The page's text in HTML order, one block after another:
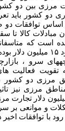
مرزی بین دو
دو کشور باید
اساس توافقات
مبادلات کالا تا
است که
گذشته فقط رقمی در حدود
سرو ،
فعالیت
مرزی دو کشور
مرزی نیز
قراردادن فقط ۱۵ میلیون
و موانعی بر سر
با توافقات اخیر